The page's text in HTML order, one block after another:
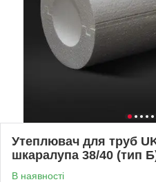
Утеплювач для труб
шкаралупа 38/40 (тип
В наявності